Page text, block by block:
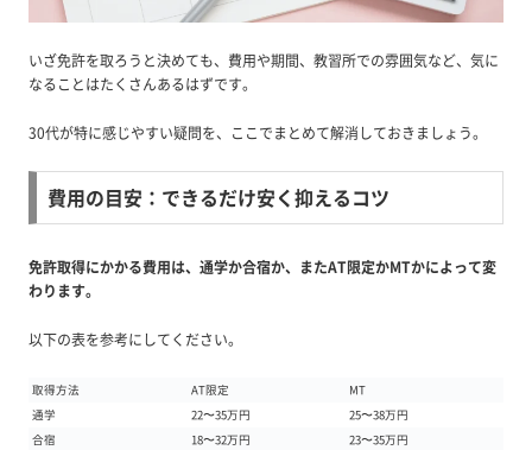
いざ免許を取ろうと決めても、費用や期間、教習所での雰囲気など、気に
なることはたくさんあるはずです。
30代が特に感じやすい疑問を、ここでまとめて解消しておきましょう。
費用の目安：できるだけ安く抑えるコツ
免許取得にかかる費用は、通学か合宿か、またAT限定かMTかによって変
わります。
以下の表を参考にしてください。
取得方法 AT限定
MT
通学
22〜35万円
25〜38万円
合宿
18〜32万円 23〜35万円